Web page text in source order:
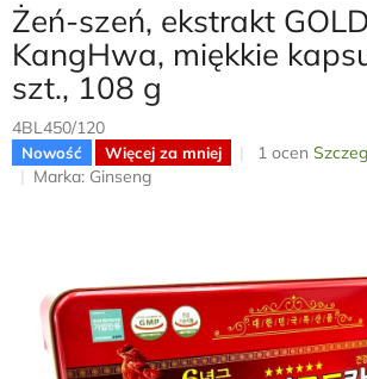
Żeń-szeń, ekstrakt GOLD
KangHwa, miękkie
szt., 108 g
4BL450/120
Nowość Więcej za mniej
Średnia
5
gwiazdek.
1 ocen
Marka: Ginseng